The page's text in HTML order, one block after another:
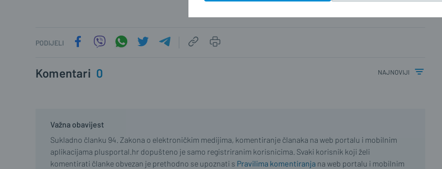
PODIJELI
Komentari 0 najnoviji
Važna obavijest
Sukladno članku 94. Zakona o elektroničkim medijima, komentiranje članaka na web portalu i mobilnim
aplikacijama plusportal.hr dopušteno je samo registriranim korisnicima. Svaki korisnik koji želi
komentirati članke obvezan je prethodno se upoznati s Pravilima komentiranja na web portalu i mobilnim